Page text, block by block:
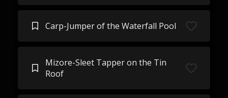
Carp-Jumper of the Waterfall Pool
Mizore-Sleet Tapper on the Tin
Roof